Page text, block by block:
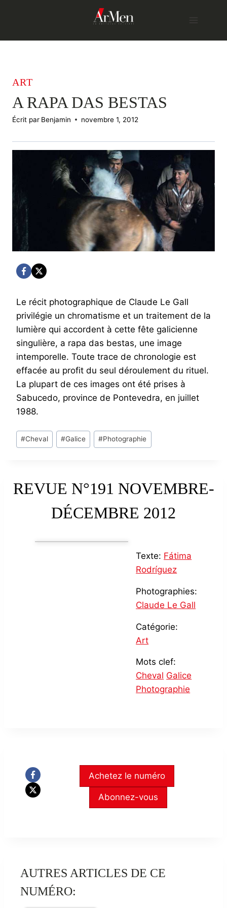
ART
A RAPA DAS BESTAS
Écrit par Benjamin novembre 1, 2012
Le récit photographique de Claude Le Gall
privilégie un chromatisme et un traitement de la
lumière qui accordent à cette fête galicienne
singulière, a rapa das bestas, une image
intemporelle. Toute trace de chronologie est
effacée au profit du seul déroulement du rituel.
La plupart de ces images ont été prises à
Sabucedo, province de Pontevedra, en juillet
1988.
Post
Tags:
#Cheval #Galice #Photographie
REVUE N°191 NOVEMBRE-
DÉCEMBRE 2012
Texte: Fátima
Rodríguez
Photographies:
Claude Le Gall
Catégorie:
Art
Mots clef:
Cheval Galice
Photographie
Achetez le numéro
Abonnez-vous
AUTRES ARTICLES DE CE
NUMÉRO: